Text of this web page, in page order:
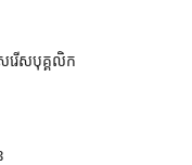
សរើសបុគ្គលិក